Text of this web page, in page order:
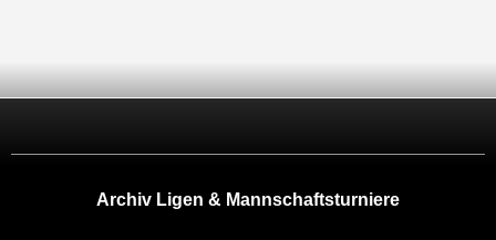
Archiv Ligen & Mannschaftsturniere